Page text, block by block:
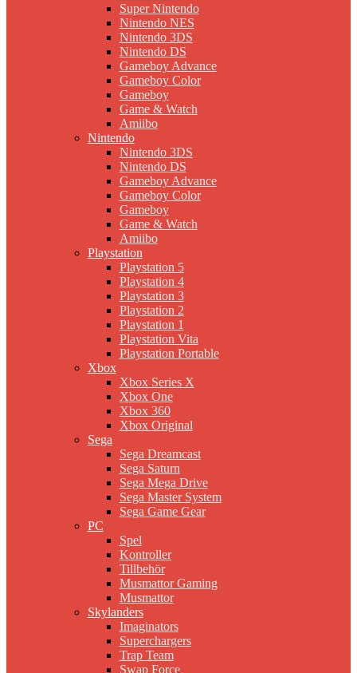
Super Nintendo
Nintendo NES
Nintendo 3DS
Nintendo DS
Gameboy Advance
Gameboy Color
Gameboy
Game & Watch
Amiibo
Nintendo
Nintendo 3DS
Nintendo DS
Gameboy Advance
Gameboy Color
Gameboy
Game & Watch
Amiibo
Playstation
Playstation 5
Playstation 4
Playstation 3
Playstation 2
Playstation 1
Playstation Vita
Playstation Portable
Xbox
Xbox Series X
Xbox One
Xbox 360
Xbox Original
Sega
Sega Dreamcast
Sega Saturn
Sega Mega Drive
Sega Master System
Sega Game Gear
PC
Spel
Kontroller
Tillbehör
Musmattor Gaming
Musmattor
Skylanders
Imaginators
Superchargers
Trap Team
Swap Force